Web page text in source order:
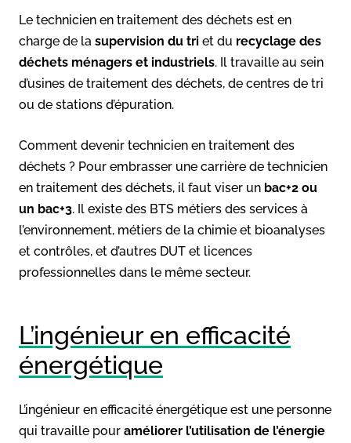
Le technicien en traitement des déchets est en
charge de la supervision du tri et du recyclage des
déchets ménagers et industriels. Il travaille au sein
d’usines de traitement des déchets, de centres de tri
ou de stations d’épuration.
Comment devenir technicien en traitement des
déchets ? Pour embrasser une carrière de technicien
en traitement des déchets, il faut viser un bac+2 ou
un bac+3. Il existe des BTS métiers des services à
l’environnement, métiers de la chimie et bioanalyses
et contrôles, et d’autres DUT et licences
professionnelles dans le même secteur.
L’ingénieur en efficacité
énergétique
L’ingénieur en efficacité énergétique est une personne
qui travaille pour améliorer l’utilisation de l’énergie